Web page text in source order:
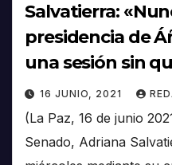
Salvatierra:
presidencia de
una sesión sin
16 JUNIO, 2021
(La Paz, 16 de junio
Senado, Adriana